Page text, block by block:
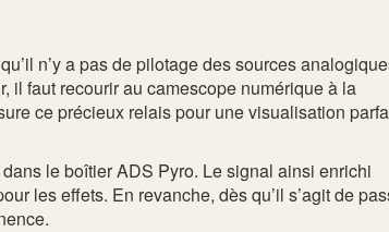
n’y a pas de pilotage des sources
il faut recourir au camescope numérique à la
ce précieux relais pour une visualisation
le boîtier ADS Pyro. Le signal ainsi enrichi
les effets. En revanche, dès qu’il s’agit de